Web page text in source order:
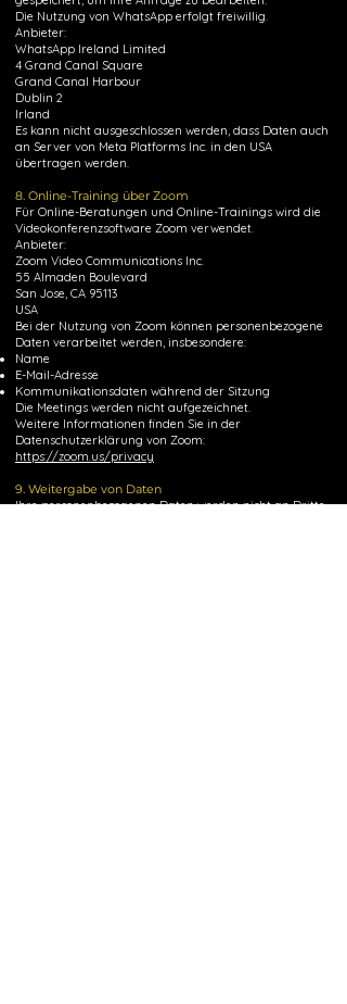
Die Nutzung von WhatsApp erfolgt freiwillig.
Anbieter:
WhatsApp Ireland Limited
4 Grand Canal Square
Grand Canal Harbour
Dublin 2
Irland
Es kann nicht ausgeschlossen werden, dass Daten auch
an Server von Meta Platforms Inc. in den USA
übertragen werden.
8. Online-Training über Zoom
Für Online-Beratungen und Online-Trainings wird die
Videokonferenzsoftware Zoom verwendet.
Anbieter:
Zoom Video Communications Inc.
55 Almaden Boulevard
San Jose, CA 95113
USA
Bei der Nutzung von Zoom können personenbezogene
Daten verarbeitet werden, insbesondere:
Name
E-Mail-Adresse
Kommunikationsdaten während der Sitzung
Die Meetings werden nicht aufgezeichnet.
Weitere Informationen finden Sie in der
Datenschutzerklärung von Zoom:
https://zoom.us/privacy
9. Weitergabe von Daten
Ihre personenbezogenen Daten werden nicht an Dritte